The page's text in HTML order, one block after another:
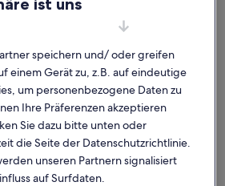
Ferienunterkünfte nahe Praça Boa Vista
von der Praça Boa Vista nicht
und -wohnungen bieten dir und
oder auch deinen Haustieren eine
wie z. B. einen Whirpool und Garten.
oder barrierearmen
speichern und/ oder greifen
einem Gerät zu, z.B. auf eindeutige
um personenbezogene Daten zu
Ihre Präferenzen akzeptieren
Sie dazu bitte unten oder
die Seite der Datenschutzrichtlinie.
unseren Partnern signalisiert
auf Surfdaten.